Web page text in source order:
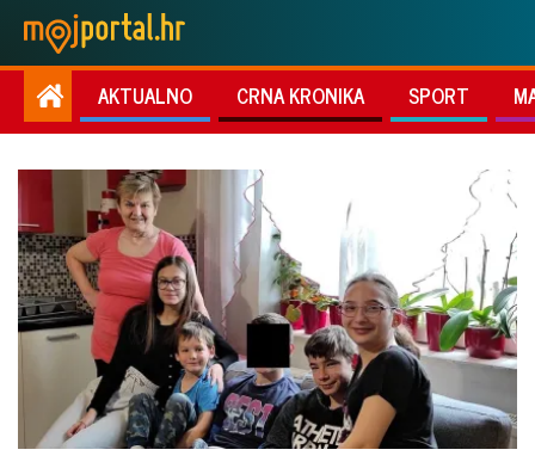
AKTUALNO CRNA KRONIKA SPORT